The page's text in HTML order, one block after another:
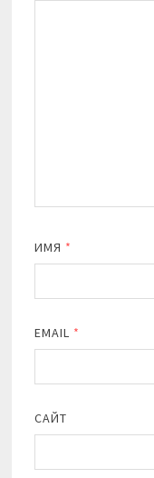
ИМЯ *
EMAIL *
САЙТ